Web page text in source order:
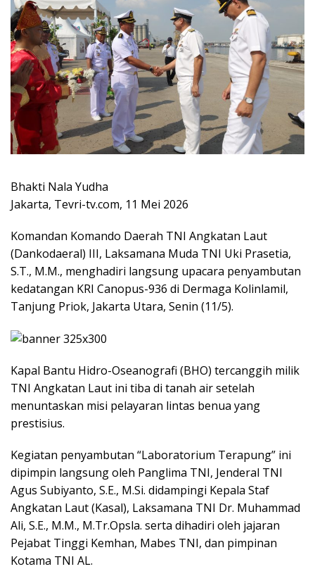
Bhakti Nala Yudha
Jakarta, Tevri-tv.com, 11 Mei 2026
Komandan Komando Daerah TNI Angkatan Laut
(Dankodaeral) III, Laksamana Muda TNI Uki Prasetia,
S.T., M.M., menghadiri langsung upacara penyambutan
kedatangan KRI Canopus-936 di Dermaga Kolinlamil,
Tanjung Priok, Jakarta Utara, Senin (11/5).
Kapal Bantu Hidro-Oseanografi (BHO) tercanggih milik
TNI Angkatan Laut ini tiba di tanah air setelah
menuntaskan misi pelayaran lintas benua yang
prestisius.
Kegiatan penyambutan “Laboratorium Terapung” ini
dipimpin langsung oleh Panglima TNI, Jenderal TNI
Agus Subiyanto, S.E., M.Si. didampingi Kepala Staf
Angkatan Laut (Kasal), Laksamana TNI Dr. Muhammad
Ali, S.E., M.M., M.Tr.Opsla. serta dihadiri oleh jajaran
Pejabat Tinggi Kemhan, Mabes TNI, dan pimpinan
Kotama TNI AL.